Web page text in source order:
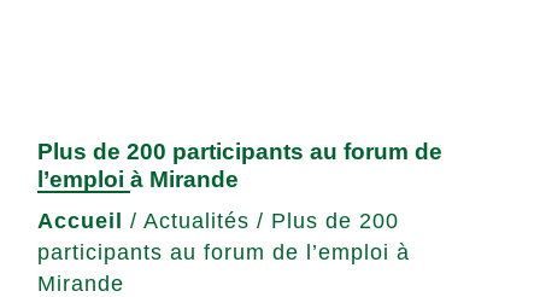
Plus de 200 participants au forum de
l’emploi à Mirande
Accueil / Actualités / Plus de 200
participants au forum de l’emploi à
Mirande